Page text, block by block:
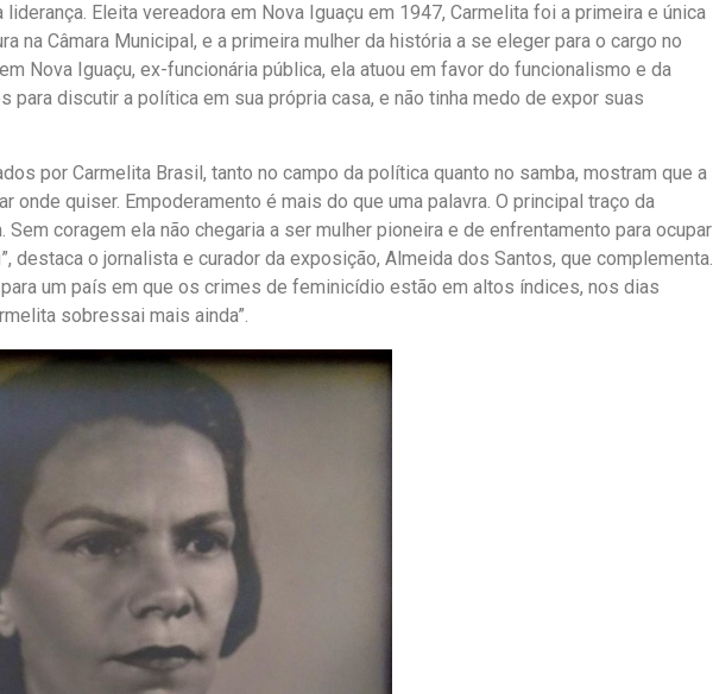
Eleita vereadora em Nova Iguaçu em 1947, Carmelita foi a primeira e única
na Câmara Municipal, e a primeira mulher da história a se eleger para o cargo no
Nova Iguaçu, ex-funcionária pública, ela atuou em favor do funcionalismo e da
para discutir a política em sua própria casa, e não tinha medo de expor suas
por Carmelita Brasil, tanto no campo da política quanto no samba, mostram que a
onde quiser. Empoderamento é mais do que uma palavra. O principal traço da
Sem coragem ela não chegaria a ser mulher pioneira e de enfrentamento para ocupar
destaca o jornalista e curador da exposição, Almeida dos Santos, que complementa.
para um país em que os crimes de feminicídio estão em altos índices, nos dias
sobressai mais ainda”.